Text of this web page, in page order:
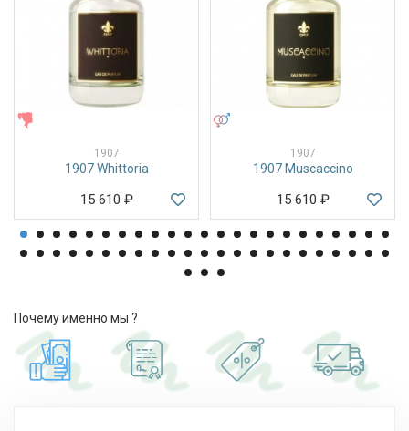
1907
1907 Whittoria
15 610 ₽
1907
1907 Muscaccino
15 610 ₽
Почему именно мы ?